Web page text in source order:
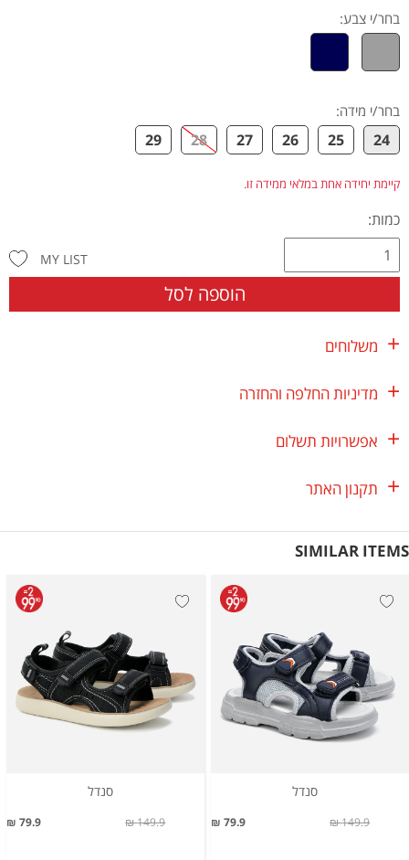
בחר/י צבע:
בחר/י מידה:
24
25
26
27
28
29
קיימת יחידה אחת במלאי ממידה זו.
כמות:
הוספה לסל
MY LIST
משלוחים
מדיניות החלפה והחזרה
אפשרויות תשלום
תקנון האתר
SIMILAR ITEMS
סנדל
79.9 ₪ 149.9 ₪
סנדל
79.9 ₪ 149.9 ₪